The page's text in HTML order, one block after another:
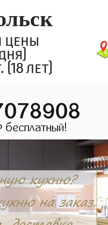
цены
(18 лет)